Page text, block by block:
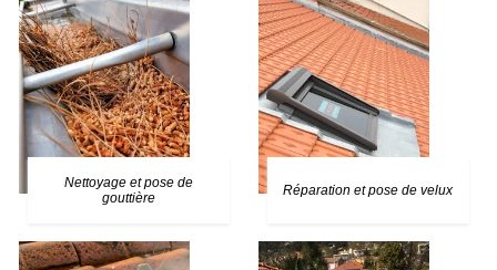
Nettoyage et pose de
gouttière
Réparation et pose de velux